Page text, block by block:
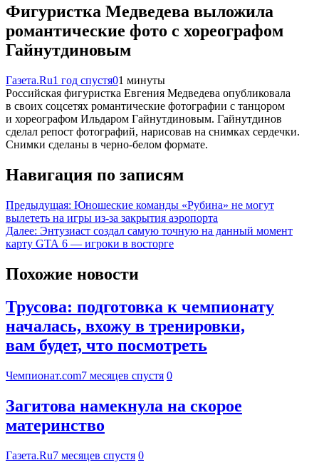
Фигуристка Медведева выложила
романтические фото с хореографом
Гайнутдиновым
Газета.Ru1 год спустя01 минуты
Российская фигуристка Евгения Медведева опубликовала
в своих соцсетях романтические фотографии с танцором
и хореографом Ильдаром Гайнутдиновым. Гайнутдинов
сделал репост фотографий, нарисовав на снимках сердечки.
Снимки сделаны в черно-белом формате.
Навигация по записям
Предыдущая: Юношеские команды «Рубина» не могут
вылететь на игры из-за закрытия аэропорта
Далее: Энтузиаст создал самую точную на данный момент
карту GTA 6 — игроки в восторге
Похожие новости
Трусова: подготовка к чемпионату
началась, вхожу в тренировки,
вам будет, что посмотреть
Чемпионат.com7 месяцев спустя 0
Загитова намекнула на скорое
материнство
Газета.Ru7 месяцев спустя 0